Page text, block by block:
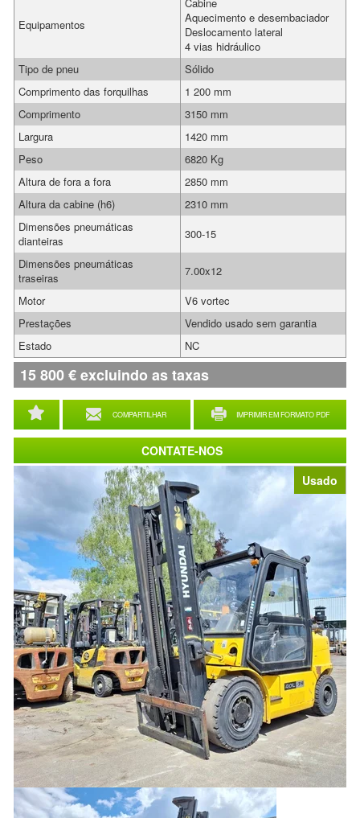
Usado
COMPARTILHAR IMPRIMIR EM FORMATO PDF
Equipamentos
Aquecimento e desembaciador
Deslocamento lateral
4 vias hidráulico
Tipo de pneu
Sólido
Comprimento das forquilhas
1 200 mm
Comprimento
3150 mm
Largura
1420 mm
Peso
6820 Kg
Altura de fora a fora
2850 mm
Altura da cabine (h6)
2310 mm
Dimensões pneumáticas
dianteiras
300-15
Dimensões pneumáticas
traseiras
7.00x12
Motor
V6 vortec
Prestações
Vendido usado sem garantia
Estado
NC
15 800€excluindo as taxas
CONTATE-NOS